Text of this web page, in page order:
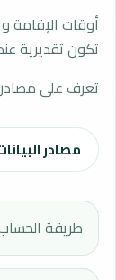
أوقات الإقامة
تكون تقديرية
تعرف على مصادر
مصادر
طريقة